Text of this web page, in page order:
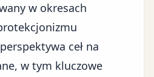
w okresach
ceł na
w tym kluczowe